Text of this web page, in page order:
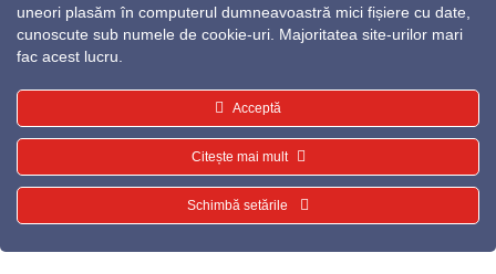
uneori plasăm în computerul dumneavoastră mici fișiere cu date,
cunoscute sub numele de cookie-uri. Majoritatea site-urilor mari
fac acest lucru.
Acceptă
Citește mai mult
Schimbă setările